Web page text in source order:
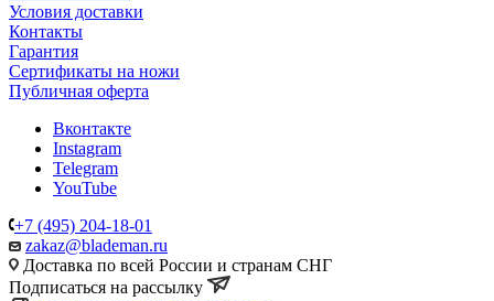
Условия доставки
Контакты
Гарантия
Сертификаты на ножи
Публичная оферта
Вконтакте
Instagram
Telegram
YouTube
+7 (495) 204-18-01
zakaz@blademan.ru
Доставка по всей России и странам СНГ
Подписаться на рассылку